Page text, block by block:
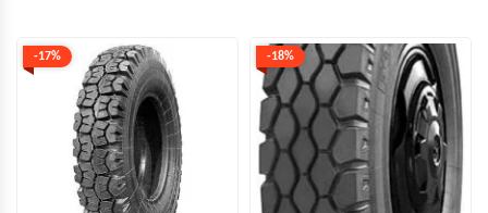
-17% -18%